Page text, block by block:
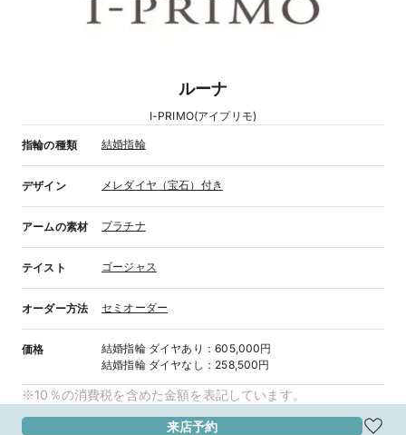
ルーナ
I-PRIMO(アイプリモ)
指輪の種類 結婚指輪
デザイン メレダイヤ（宝石）付き
アームの素材 プラチナ
テイスト ゴージャス
オーダー方法 セミオーダー
価格 結婚指輪 ダイヤあり ：605,000円
結婚指輪 ダイヤなし ： 258,500円
※10％の消費税を含めた金額を表記しています。
来店予約